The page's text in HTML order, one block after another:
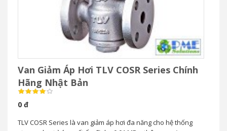
Van Giảm Áp Hơi TLV COSR Series Chính
Hãng Nhật Bản
0 đ
TLV COSR Series là van giảm áp hơi đa năng cho hệ thống